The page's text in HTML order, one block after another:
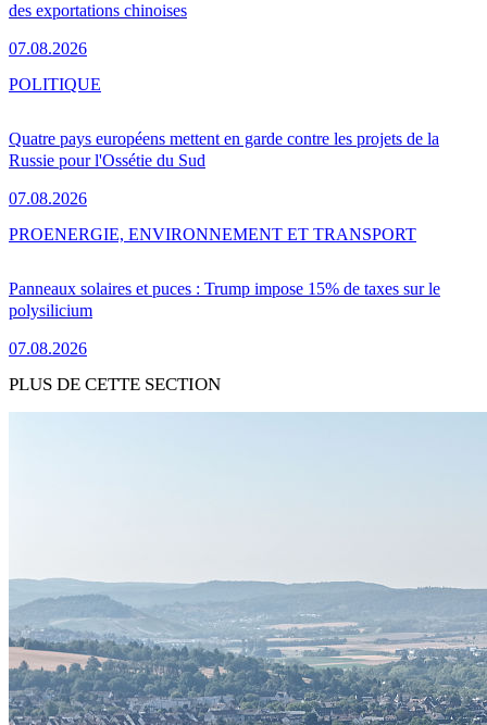
des exportations chinoises
07.08.2026
Quatre pays européens mettent en garde contre les projets de la
Russie pour l'Ossétie du Sud
07.08.2026
POLITIQUE
Panneaux solaires et puces : Trump impose 15% de taxes sur le
polysilicium
07.08.2026
PROENERGIE, ENVIRONNEMENT ET TRANSPORT
PLUS DE CETTE SECTION